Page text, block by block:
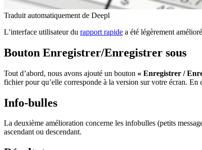
Traduit automatiquement de Deepl
L’interface utilisateur du rapport rapide a été légèrement
Bouton Enregistrer/Enregistrer sous
Tout d’abord, nous avons ajouté un bouton « Enregistrer /
fichier pour qu’elle corresponde à la version sur votre écran.
Info-bulles
La deuxième amélioration concerne les infobulles (petits
ascendant ou descendant.